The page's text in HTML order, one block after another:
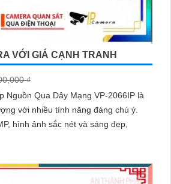
VỚI GIÁ CẠNH TRANH
₫
Nguồn Qua Dây Mạng VP-2066IP là
với nhiều tính năng đáng chú ý.
hình ảnh sắc nét và sáng đẹp,